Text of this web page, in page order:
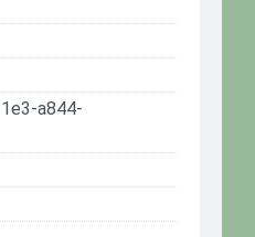
a844-